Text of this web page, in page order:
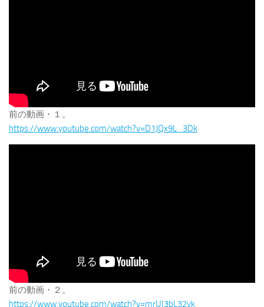
前の動画・１。
https://www.youtube.com/watch?v=D1JQx9L_3Dk
前の動画・２。
https://www.youtube.com/watch?v=mrUI3bL32yk